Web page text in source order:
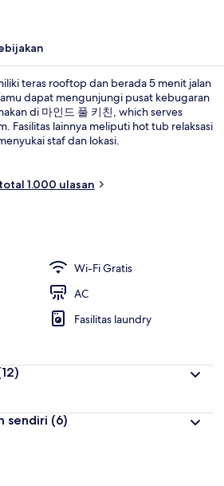
teras rooftop dan berada 5 menit jalan
dapat mengunjungi pusat kebugaran
di 마인드 풀 키친, which serves
Fasilitas lainnya meliputi hot tub relaksasi
staf dan lokasi.
1.000 ulasan
Wi-Fi Gratis
AC
Fasilitas laundry
sendiri (6)